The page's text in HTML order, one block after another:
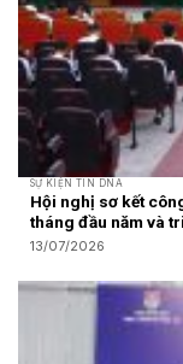
SỰ KIỆN TIN DNA
Hội nghị sơ kết
tháng đầu năm và
13/07/2026